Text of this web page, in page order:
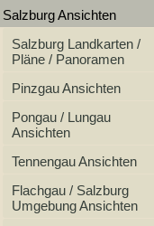
Salzburg Ansichten
Salzburg Landkarten /
Pläne / Panoramen
Pinzgau Ansichten
Pongau / Lungau
Ansichten
Tennengau Ansichten
Flachgau / Salzburg
Umgebung Ansichten